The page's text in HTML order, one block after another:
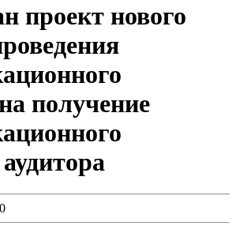
проект нового
получение